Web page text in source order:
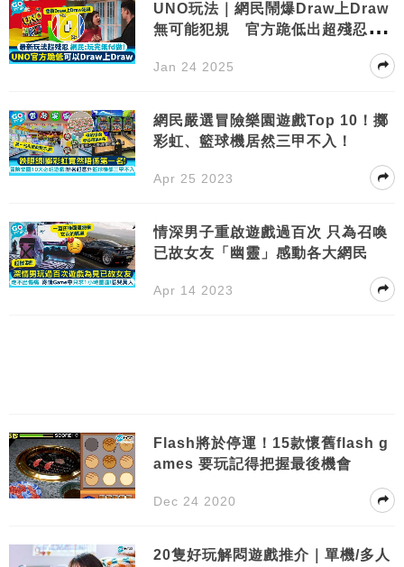
UNO玩法｜網民鬧爆Draw上Draw
無可能犯規 官方跪低出超殘忍新
Jan 24 2025
網民嚴選冒險樂園遊戲Top 10！擲
彩虹、籃球機居然三甲不入！
Apr 25 2023
情深男子重啟遊戲過百次 只為召喚
已故女友「幽靈」感動各大網民
Apr 14 2023
Flash將於停運！15款懷舊flash g
ames 要玩記得把握最後機會
Dec 24 2020
20隻好玩解悶遊戲推介｜單機/多人